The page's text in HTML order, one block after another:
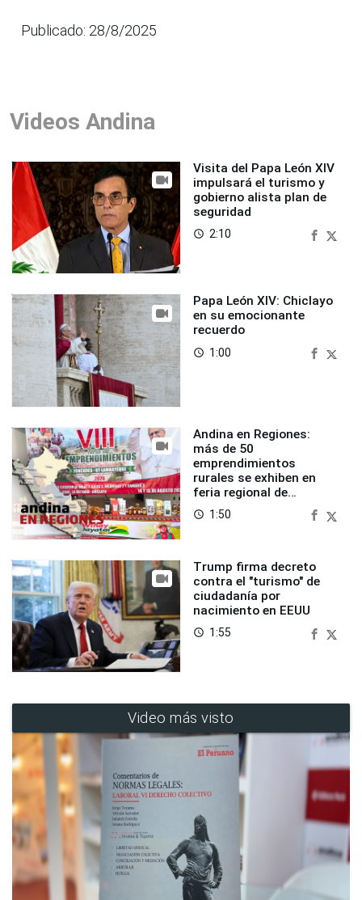
Publicado: 28/8/2025
Videos Andina
Visita del Papa León XIV
impulsará el turismo y
gobierno alista plan de
seguridad
access_time 2:10
Papa León XIV: Chiclayo
en su emocionante
recuerdo
access_time 1:00
Andina en Regiones:
más de 50
emprendimientos
rurales se exhiben en
feria regional de
Foncodes
access_time 1:50
Trump firma decreto
contra el "turismo" de
ciudadanía por
nacimiento en EEUU
access_time 1:55
Video más visto